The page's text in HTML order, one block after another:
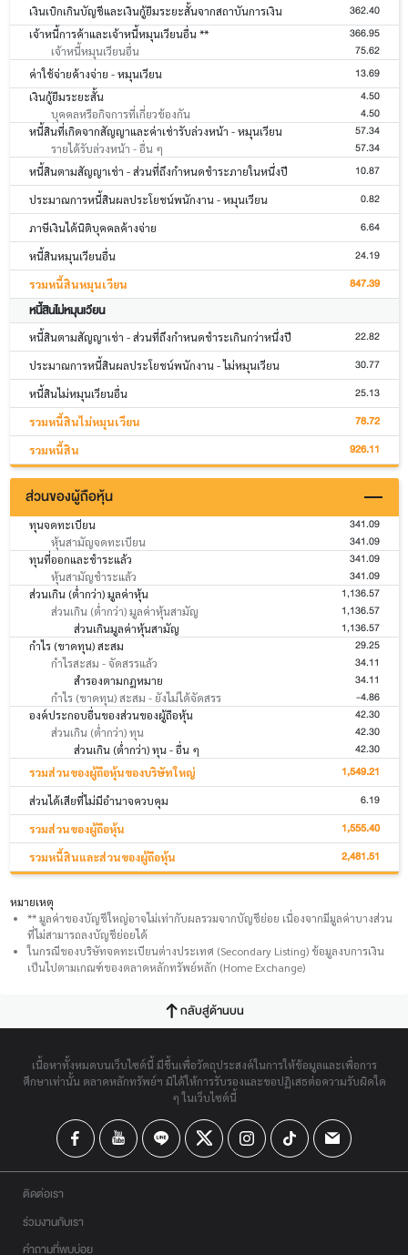
เงินเบิกเกินบัญชีและเงินกู้ยืมระยะสั้นจากสถาบันการเงิน 362.40
เจ้าหนี้การค้าและเจ้าหนี้หมุนเวียนอื่น ** 366.95
เจ้าหนี้หมุนเวียนอื่น 75.62
ค่าใช้จ่ายค้างจ่าย - หมุนเวียน 13.69
เงินกู้ยืมระยะสั้น 4.50
บุคคลหรือกิจการที่เกี่ยวข้องกัน 4.50
หนี้สินที่เกิดจากสัญญาและค่าเช่ารับล่วงหน้า - หมุนเวียน 57.34
รายได้รับล่วงหน้า - อื่น ๆ 57.34
หนี้สินตามสัญญาเช่า - ส่วนที่ถึงกำหนดชำระภายในหนึ่งปี 10.87
ประมาณการหนี้สินผลประโยชน์พนักงาน - หมุนเวียน 0.82
ภาษีเงินได้นิติบุคคลค้างจ่าย 6.64
หนี้สินหมุนเวียนอื่น 24.19
รวมหนี้สินหมุนเวียน 847.39
หนี้สินไม่หมุนเวียน
หนี้สินตามสัญญาเช่า - ส่วนที่ถึงกำหนดชำระเกินกว่าหนึ่งปี 22.82
ประมาณการหนี้สินผลประโยชน์พนักงาน - ไม่หมุนเวียน 30.77
หนี้สินไม่หมุนเวียนอื่น 25.13
รวมหนี้สินไม่หมุนเวียน 78.72
รวมหนี้สิน 926.11
ส่วนของผู้ถือหุ้น
ทุนจดทะเบียน 341.09
หุ้นสามัญจดทะเบียน 341.09
ทุนที่ออกและชำระแล้ว 341.09
หุ้นสามัญชำระแล้ว 341.09
ส่วนเกิน (ต่ำกว่า) มูลค่าหุ้น 1,136.57
ส่วนเกิน (ต่ำกว่า) มูลค่าหุ้นสามัญ 1,136.57
ส่วนเกินมูลค่าหุ้นสามัญ 1,136.57
กำไร (ขาดทุน) สะสม 29.25
กำไรสะสม - จัดสรรแล้ว 34.11
สำรองตามกฎหมาย 34.11
กำไร (ขาดทุน) สะสม - ยังไม่ได้จัดสรร -4.86
องค์ประกอบอื่นของส่วนของผู้ถือหุ้น 42.30
ส่วนเกิน (ต่ำกว่า) ทุน 42.30
ส่วนเกิน (ต่ำกว่า) ทุน - อื่น ๆ 42.30
รวมส่วนของผู้ถือหุ้นของบริษัทใหญ่ 1,549.21
ส่วนได้เสียที่ไม่มีอำนาจควบคุม 6.19
รวมส่วนของผู้ถือหุ้น 1,555.40
รวมหนี้สินและส่วนของผู้ถือหุ้น 2,481.51
หมายเหตุ
** มูลค่าของบัญชีใหญ่อาจไม่เท่ากับผลรวมจากบัญชีย่อย เนื่องจากมีมูลค่าบางส่วน
ที่ไม่สามารถลงบัญชีย่อยได้
ในกรณีของบริษัทจดทะเบียนต่างประเทศ (Secondary Listing) ข้อมูลงบการเงิน
เป็นไปตามเกณฑ์ของตลาดหลักทรัพย์หลัก (Home Exchange)
กลับสู่ด้านบน
เนื้อหาทั้งหมดบนเว็บไซต์นี้ มีขึ้นเพื่อวัตถุประสงค์ในการให้ข้อมูลและเพื่อการ
ศึกษาเท่านั้น ตลาดหลักทรัพย์ฯ มิได้ให้การรับรองและขอปฏิเสธต่อความรับผิดใด
ๆ ในเว็บไซต์นี้
ติดต่อเรา
ร่วมงานกับเรา
คำถามที่พบบ่อย